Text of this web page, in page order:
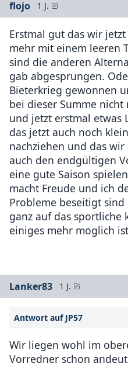
flojo 1 J.
Erstmal gut das wir
mehr mit einem leeren
sind die anderen
gab abgesprungen.
Bieterkrieg gewonnen
bei dieser Summe
und jetzt erstmal
das jetzt auch noch
nachziehen und das
auch den endgültigen
eine gute Saison
macht Freude und ich
Probleme beseitigt
ganz auf das sportliche
einiges mehr möglich
Lanker83 1 J.
Antwort auf JP57
Wir liegen wohl im
Vorredner schon